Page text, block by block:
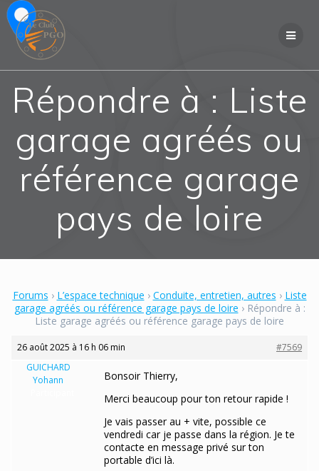
Répondre à : Liste
garage agréés ou
référence garage
pays de loire
Forums › L’espace technique › Conduite, entretien, autres › Liste
garage agréés ou référence garage pays de loire › Répondre à :
Liste garage agréés ou référence garage pays de loire
26 août 2025 à 16 h 06 min
#7569
GUICHARD
Yohann
Bonsoir Thierry,
Merci beaucoup pour ton retour rapide !
Je vais passer au + vite, possible ce
vendredi car je passe dans la région. Je te
contacte en message privé sur ton
portable d’ici là.